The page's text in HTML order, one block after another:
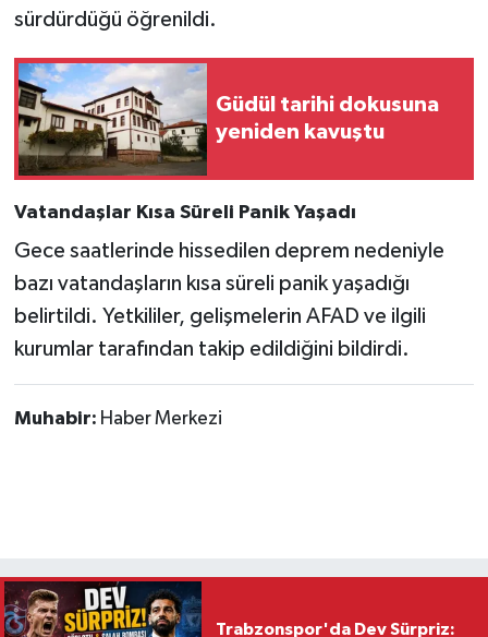
sürdürdüğü öğrenildi.
Güdül tarihi dokusuna
yeniden kavuştu
Vatandaşlar Kısa Süreli Panik Yaşadı
Gece saatlerinde hissedilen deprem nedeniyle
bazı vatandaşların kısa süreli panik yaşadığı
belirtildi. Yetkililer, gelişmelerin AFAD ve ilgili
kurumlar tarafından takip edildiğini bildirdi.
Muhabir: Haber Merkezi
Trabzonspor'da Dev Sürpriz: